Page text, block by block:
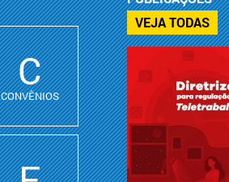
C
CONVÊNIOS
VEJA TODAS